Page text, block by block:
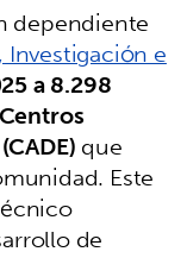
dependiente
e
a 8.298
que
Este
de